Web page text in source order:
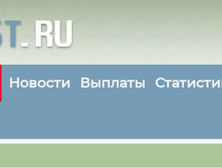
Новости Выплаты